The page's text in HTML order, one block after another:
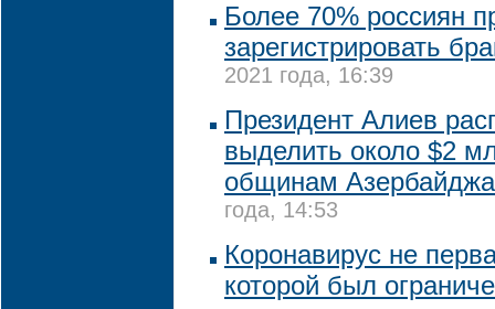
Более 70% россиян
зарегистрировать
2021 года, 16:39
Президент Алиев
выделить около $2
общинам
года, 14:53
Коронавирус не
которой был